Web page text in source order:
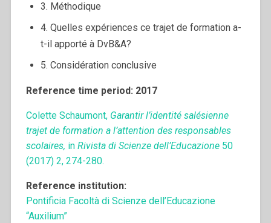
3. Méthodique
4. Quelles expériences ce trajet de formation a-
t-il apporté à DvB&A?
5. Considération conclusive
Reference time period: 2017
Colette Schaumont, Garantir l’identité salésienne
trajet de formation a l’attention des responsables
scolaires, in Rivista di Scienze dell’Educazione 50
(2017) 2, 274-280.
Reference institution:
Pontificia Facoltà di Scienze dell’Educazione
“Auxilium”